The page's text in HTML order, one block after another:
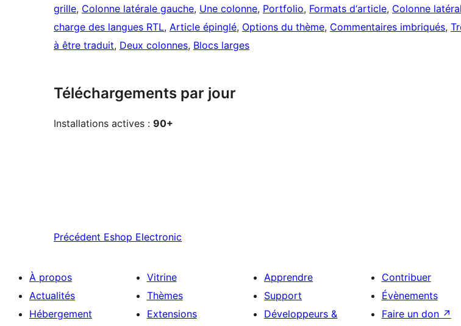
grille, Colonne latérale gauche, Une colonne, Portfolio, Formats d‘article, Colonne
charge des langues RTL, Article épinglé, Options du thème, Commentaires imbriqués,
à être traduit, Deux colonnes, Blocs larges
Téléchargements par jour
Installations actives : 90+
Précédent Eshop Electronic
À propos
Actualités
Hébergement
Vitrine
Thèmes
Extensions
Apprendre
Support
Développeurs &
Contribuer
Évènements
Faire un don ↗